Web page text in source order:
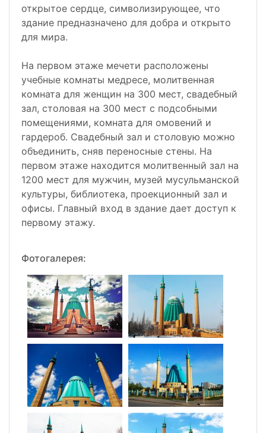
открытое сердце, символизирующее, что
здание предназначено для добра и открыто
для мира.
На первом этаже мечети расположены
учебные комнаты медресе, молитвенная
комната для женщин на 300 мест, свадебный
зал, столовая на 300 мест с подсобными
помещениями, комната для омовений и
гардероб. Свадебный зал и столовую можно
объединить, сняв переносные стены. На
первом этаже находится молитвенный зал на
1200 мест для мужчин, музей мусульманской
культуры, библиотека, проекционный зал и
офисы. Главный вход в здание дает доступ к
первому этажу.
Фотогалерея: